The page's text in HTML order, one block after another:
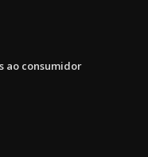
ao consumidor